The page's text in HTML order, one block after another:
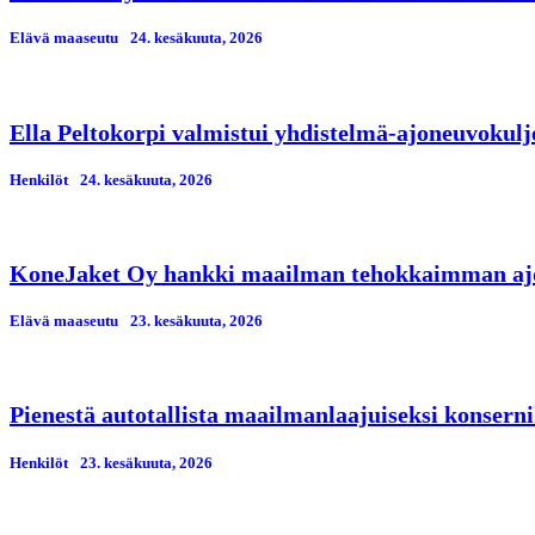
Elävä maaseutu 24. kesäkuuta, 2026
Ella Peltokorpi valmistui yhdistelmä-
Henkilöt 24. kesäkuuta, 2026
KoneJaket Oy hankki maailman tehokkaimman
Elävä maaseutu 23. kesäkuuta, 2026
Pienestä autotallista maailmanlaajuiseksi
Henkilöt 23. kesäkuuta, 2026